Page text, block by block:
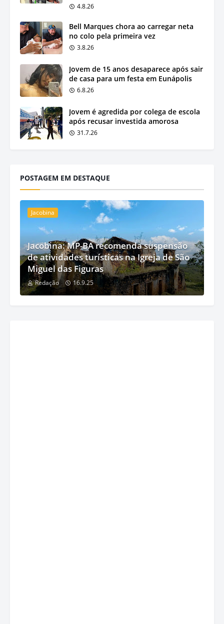
4.8.26
Bell Marques chora ao carregar neta
no colo pela primeira vez
3.8.26
Jovem de 15 anos desaparece após sair
de casa para um festa em Eunápolis
6.8.26
Jovem é agredida por colega de escola
após recusar investida amorosa
31.7.26
POSTAGEM EM DESTAQUE
Jacobina
Jacobina: MP-BA recomenda suspensão
de atividades turísticas na Igreja de São
Miguel das Figuras
Redação 16.9.25